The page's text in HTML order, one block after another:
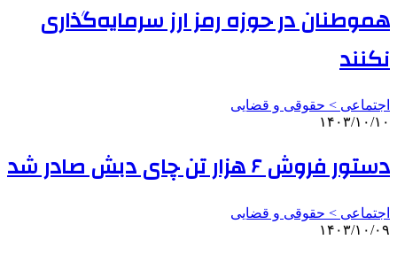
هموطنان در حوزه رمز ارز سرمایه‌گذاری
نکنند
اجتماعی > حقوقی و قضایی
۱۴۰۳/۱۰/۱۰
دستور فروش ۶ هزار تن چای دبش صادر شد
اجتماعی > حقوقی و قضایی
۱۴۰۳/۱۰/۰۹